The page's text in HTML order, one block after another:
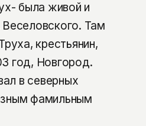
была живой и
Там
крестьянин,
год, Новгород.
в северных
фамильным